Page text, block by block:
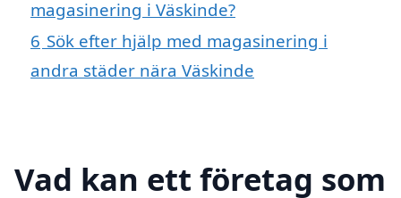
magasinering i Väskinde?
6 Sök efter hjälp med magasinering i
andra städer nära Väskinde
Vad kan ett företag som